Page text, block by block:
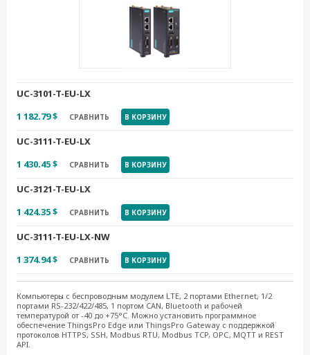
В КОРЗИНУ
UC-3101-T-EU-LX
1 182.79 $
СРАВНИТЬ В КОРЗИНУ
UC-3111-T-EU-LX
1 430.45 $
СРАВНИТЬ В КОРЗИНУ
UC-3121-T-EU-LX
1 424.35 $
СРАВНИТЬ В КОРЗИНУ
UC-3111-T-EU-LX-NW
1 374.94 $
СРАВНИТЬ В КОРЗИНУ
Компьютеры с беспроводным модулем LTE, 2 портами Ethernet, 1/2
портами RS-232/422/485, 1 портом CAN, Bluetooth и рабочей
температурой от -40 до +75°C. Можно установить программное
обеспечение ThingsPro Edge или ThingsPro Gateway с поддержкой
протоколов HTTPS, SSH, Modbus RTU, Modbus TCP, OPС, MQTT и REST
API.